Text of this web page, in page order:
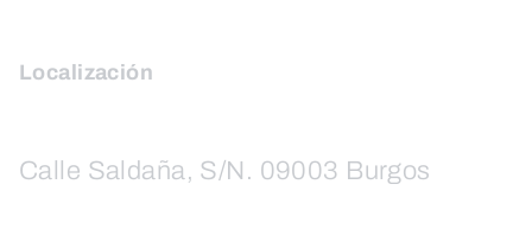
Localización
Calle Saldaña, S/N. 09003 Burgos